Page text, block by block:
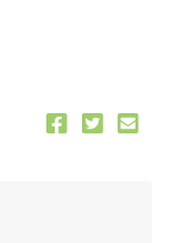
40% valido